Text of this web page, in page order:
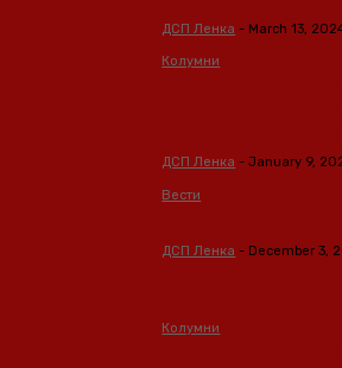
ДСП Ленка - March 13,
Колумни
ДСП Ленка - January 9,
Вести
ДСП Ленка - December 3,
Колумни